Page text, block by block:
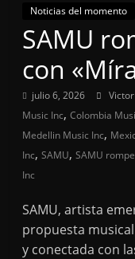
Music
Inc
Noticias del momento
SAMU
con
julio 6, 2026
Music Inc,Colombia
Medellin Music Inc,
Inc,SAMU,SAMU
Inc
SAMU, artista
propuesta
y conectada con